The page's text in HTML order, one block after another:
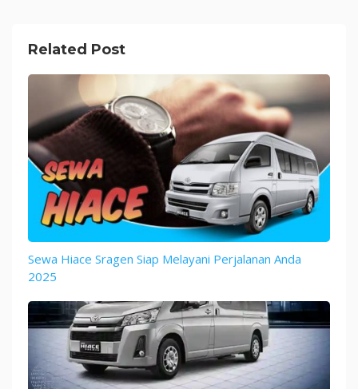
Related Post
Sewa Hiace Sragen Siap Melayani Perjalanan Anda
2025